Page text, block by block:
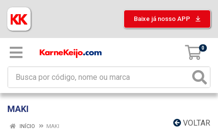
Baixe já nosso APP
0
MAKI
VOLTAR
INÍCIO MAKI